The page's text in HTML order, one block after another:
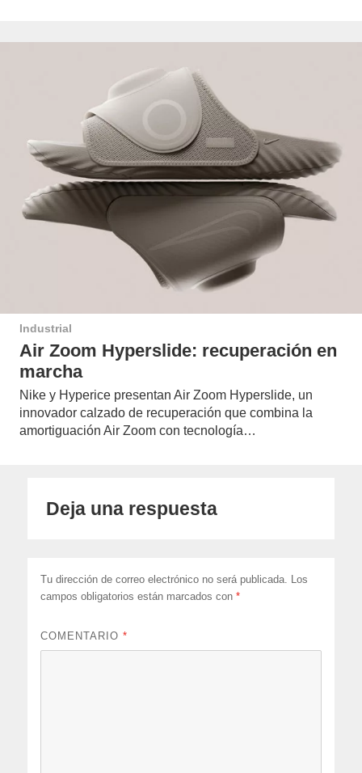
Industrial
Air Zoom Hyperslide: recuperación en
marcha
Nike y Hyperice presentan Air Zoom Hyperslide, un
innovador calzado de recuperación que combina la
amortiguación Air Zoom con tecnología…
Deja una respuesta
Tu dirección de correo electrónico no será publicada. Los
campos obligatorios están marcados con*
COMENTARIO*